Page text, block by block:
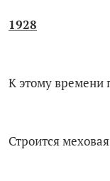
1928
К этому времени
Строится